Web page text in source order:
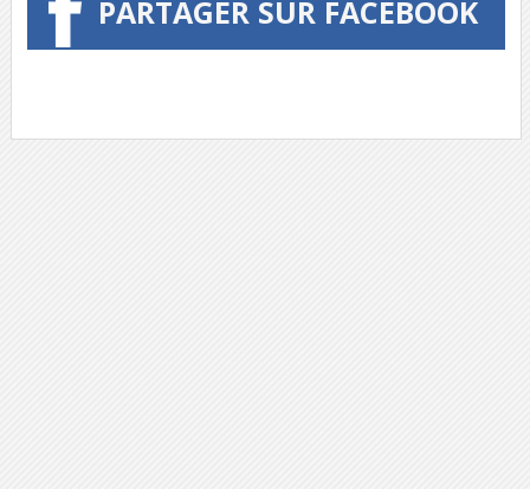
PARTAGER SUR FACEBOOK